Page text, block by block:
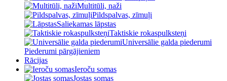
Multitūli, naži
Pildspalvas, zīmuļi
Saliekamas lāpstas
Taktiskie rokaspulksteņi
Universālie galda piederumi
Piederumi pārgājieniem
Rācijas
Ieroču somas
Jostas somas